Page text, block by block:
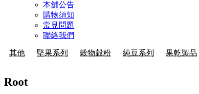
本舖公告
購物須知
常見問題
聯絡我們
其他 堅果系列 穀物穀粉 純豆系列 果乾製品
Root